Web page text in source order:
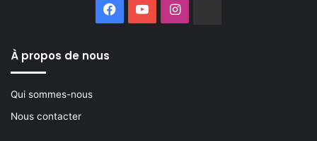
Facebook
YouTubeInstagram
À propos de nous
Qui sommes-nous
Nous contacter